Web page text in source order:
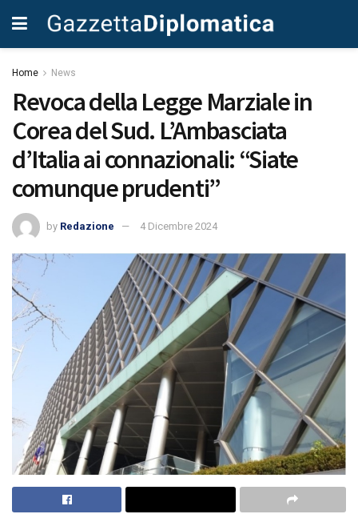
Home News
Revoca della Legge Marziale in
Corea del Sud. L’Ambasciata
d’Italia ai connazionali: “Siate
comunque prudenti”
by Redazione 4 Dicembre 2024